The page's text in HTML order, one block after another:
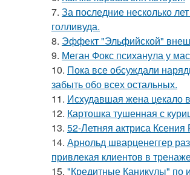
7. За последние несколько
голливуда.
8. Эффект "Эльфийской"
9. Меган Фокс психанула у
10. Пока все обсуждали
забыть обо всех остальных.
11. Исхудавшая жена цекало
12. Картошка тушенная с
13. 52-Летняя актриса
14. Арнольд шварценеггер
привлекая клиентов в
15. "Кредитные Каникулы" по